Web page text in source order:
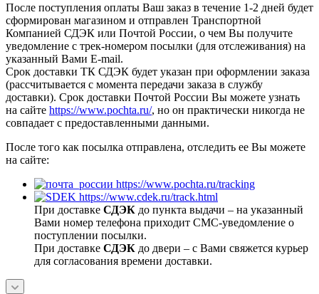
После поступления оплаты Ваш заказ в течение 1-2 дней будет
сформирован магазином и отправлен Транспортной
Компанией СДЭК или Почтой России, о чем Вы получите
уведомление с трек-номером посылки (для отслеживания) на
указанный Вами E-mail.
Срок доставки ТК СДЭК будет указан при оформлении заказа
(рассчитывается с момента передачи заказа в службу
доставки). Срок доставки Почтой России Вы можете узнать
на сайте https://www.pochta.ru/, но он практически никогда не
совпадает с предоставленными данными.
После того как посылка отправлена, отследить ее Вы можете
на сайте:
https://www.pochta.ru/tracking
https://www.cdek.ru/track.html
При доставке СДЭК до пункта выдачи – на указанный
Вами номер телефона приходит СМС-уведомление о
поступлении посылки.
При доставке СДЭК до двери – с Вами свяжется курьер
для согласования времени доставки.